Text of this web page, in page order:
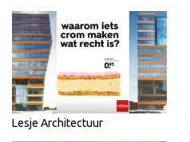
Lesje Architectuur